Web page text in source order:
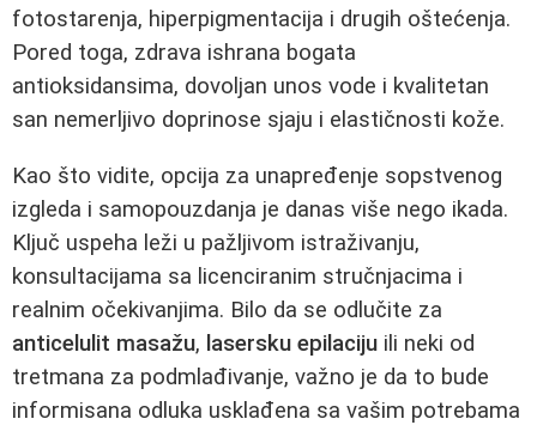
fotostarenja, hiperpigmentacija i drugih oštećenja.
Pored toga, zdrava ishrana bogata
antioksidansima, dovoljan unos vode i kvalitetan
san nemerljivo doprinose sjaju i elastičnosti kože.
Kao što vidite, opcija za unapređenje sopstvenog
izgleda i samopouzdanja je danas više nego ikada.
Ključ uspeha leži u pažljivom istraživanju,
konsultacijama sa licenciranim stručnjacima i
realnim očekivanjima. Bilo da se odlučite za
anticelulit masažu, lasersku epilaciju ili neki od
tretmana za podmlađivanje, važno je da to bude
informisana odluka usklađena sa vašim potrebama